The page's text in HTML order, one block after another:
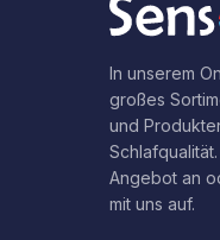
In unserem
großes
und
Angebot an
mit uns auf.